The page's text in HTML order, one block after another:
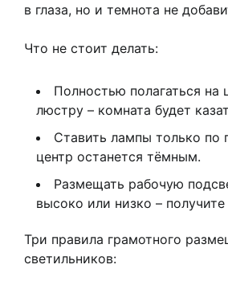
в глаза, но и темнота не
Что не стоит делать:
Полностью полагаться на
люстру – комната будет
Ставить лампы только по
центр останется тёмным.
Размещать рабочую
высоко или низко –
Три правила грамотного
светильников: